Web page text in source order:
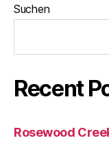
Suchen
Recent
Rosewood